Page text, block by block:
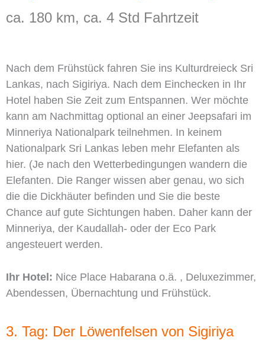
ca. 180 km, ca. 4 Std Fahrtzeit
Nach dem Frühstück fahren Sie ins Kulturdreieck Sri
Lankas, nach Sigiriya. Nach dem Einchecken in Ihr
Hotel haben Sie Zeit zum Entspannen. Wer möchte
kann am Nachmittag optional an einer Jeepsafari im
Minneriya Nationalpark teilnehmen. In keinem
Nationalpark Sri Lankas leben mehr Elefanten als
hier. (Je nach den Wetterbedingungen wandern die
Elefanten. Die Ranger wissen aber genau, wo sich
die die Dickhäuter befinden und Sie die beste
Chance auf gute Sichtungen haben. Daher kann der
Minneriya, der Kaudallah- oder der Eco Park
angesteuert werden.
Ihr Hotel: Nice Place Habarana o.ä. , Deluxezimmer,
Abendessen, Übernachtung und Frühstück.
3. Tag: Der Löwenfelsen von Sigiriya